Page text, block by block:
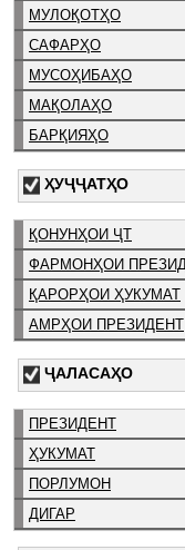
МУЛОҚОТҲО
САФАРҲО
МУСОҲИБАҲО
МАҚОЛАҲО
БАРҚИЯҲО
ҲУҶҶАТҲО
ҚОНУНҲОИ ҶТ
ФАРМОНҲОИ
ҚАРОРҲОИ ҲУКУМАТ
АМРҲОИ ПРЕЗИДЕНТ
ҶАЛАСАҲО
ПРЕЗИДЕНТ
ҲУКУМАТ
ПОРЛУМОН
ДИГАР